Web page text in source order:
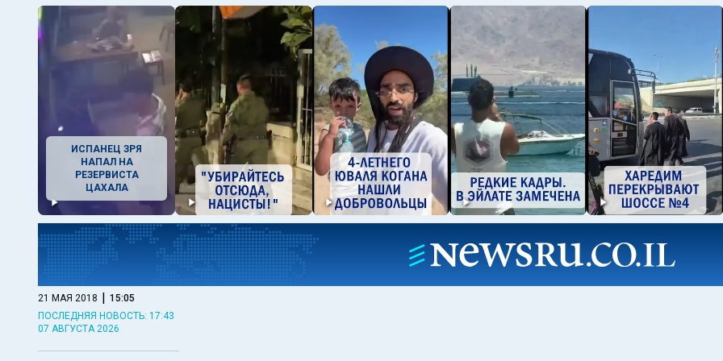
ИСПАНЕЦ ЗРЯ
НАПАЛ НА
РЕЗЕРВИСТА
ЦАХАЛА
21 МАЯ 2018 | 15:05
ПОСЛЕДНЯЯ НОВОСТЬ: 17:43
07 АВГУСТА 2026